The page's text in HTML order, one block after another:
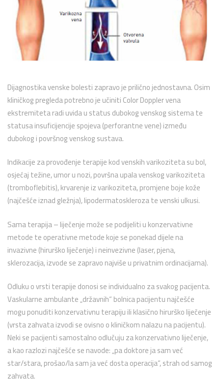
Dijagnostika venske bolesti zapravo je prilično jednostavna. Osim
kliničkog pregleda potrebno je učiniti Color Doppler vena
ekstremiteta radi uvida u status dubokog venskog sistema te
statusa insuficijencije spojeva (perforantne vene) između
dubokog i površnog venskog sustava.
Indikacije za provođenje terapije kod venskih varikoziteta su bol,
osjećaj težine, umor u nozi, površna upala venskog varikoziteta
(tromboflebitis), krvarenje iz varikoziteta, promjene boje kože
(najčešće iznad gležnja), lipodermatoskleroza te venski ulkusi.
Sama terapija – liječenje može se podijeliti u konzervativne
metode te operativne metode koje se ponekad dijele na
invazivne (hirurško liječenje) i neinvezivne (laser, pjena,
sklerozacija, izvode se zapravo najviše u privatnim ordinacijama).
Odluku o vrsti terapije donosi se individualno za svakog pacijenta.
Vaskularne ambulante „državnih“ bolnica pacijentu najčešće
mogu ponuditi konzervativnu terapiju ili klasično hirurško liječenje
(vrsta zahvata izvodi se ovisno o kliničkom nalazu na pacijentu).
Neki se pacijenti samostalno odlučuju za konzervativno liječenje,
a kao razlozi najčešće se navode: „pa doktore ja sam već
star/stara, prošao/la sam ja već dosta operacija“, strah od samog
zahvata.